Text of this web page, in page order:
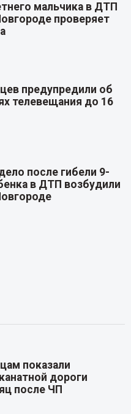
мальчика в ДТП
проверяет
предупредили об
телевещания до 16
после гибели 9-
в ДТП возбудили
показали
дороги
после ЧП